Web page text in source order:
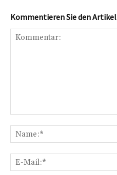
Kommentieren Sie den Artikel